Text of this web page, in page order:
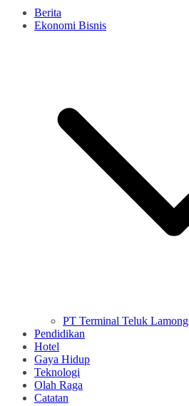
Berita
Ekonomi Bisnis
PT Terminal Teluk Lamong
Pendidikan
Hotel
Gaya Hidup
Teknologi
Olah Raga
Catatan